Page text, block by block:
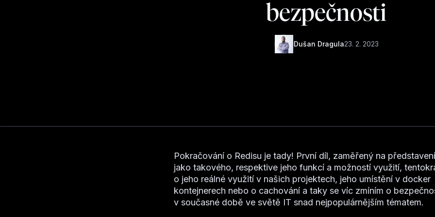
bezpečnosti
Dušan Dragula23. 2. 2023
Pokračování o Redisu je tady! První díl, zaměřený na
jako takového, respektive jeho funkcí a možností využití,
o jeho reálné využití v našich projektech, jeho umístění v docker
kontejnerech nebo o cachování a taky se víc zmíním o
v současné době ve světě IT snad nejpopulárnějším tématem.